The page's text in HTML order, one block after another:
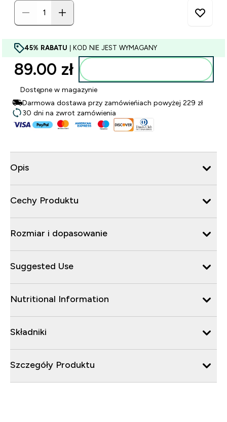
45% RABATU | KOD NIE JEST WYMAGANY
89.00 zł‎
Dostępne w magazynie
Darmowa dostawa przy zamówieńiach powyżej 229 zł
30 dni na zwrot zamówienia
Opis
Cechy Produktu
Rozmiar i dopasowanie
Suggested Use
Nutritional Information
Składniki
Szczegóły Produktu